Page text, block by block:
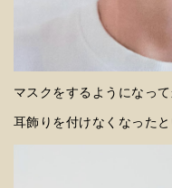
マスクをするようになって
耳飾りを付けなくなった